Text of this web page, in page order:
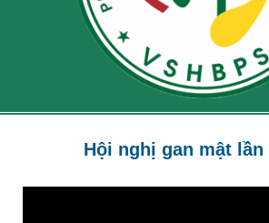
Hội nghị gan mật lần